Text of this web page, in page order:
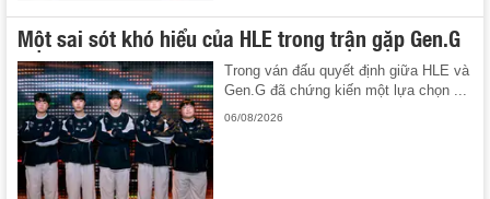
Một sai sót khó hiểu của HLE trong trận gặp Gen.G
Trong ván đấu quyết định giữa HLE và
Gen.G đã chứng kiến một lựa chọn ...
06/08/2026